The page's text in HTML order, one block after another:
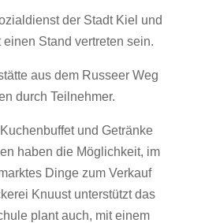
der Stadt Kiel und
Stand vertreten sein.
aus dem Russeer Weg
durch Teilnehmer.
und Getränke
haben die Möglichkeit, im
Dinge zum Verkauf
Knuust unterstützt das
plant auch, mit einem